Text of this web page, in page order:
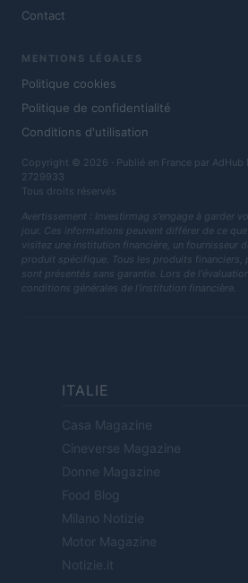
Contact
MENTIONS LÉGALES
Politique cookies
Politique de confidentialité
Conditions d'utilisation
Copyright © 2026 · Publié en France par AdHub
2729933
Tous droits réservés
Avertissement : Investirmag s'engage à garder
jour. Ces informations peuvent différer de ce
visitez une institution financière, un fournisseur
produit spécifique. Tous les produits financiers,
sont présentés sans garantie. Lors de
conditions générales de l'institution financière.
ITALIE
Casa Magazine
Cineverse Magazine
Donne Magazine
Food Blog
Milano Notizie
Motor Magazine
Notizie.it